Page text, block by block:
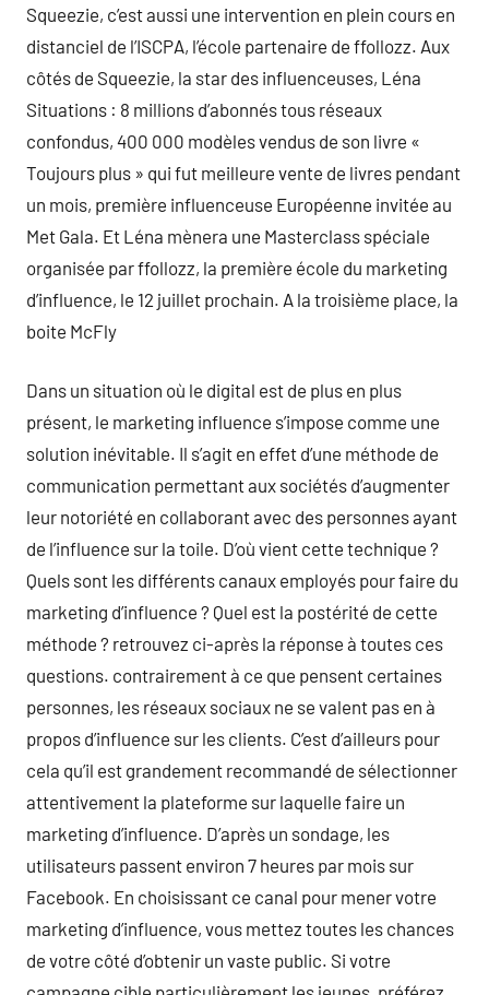
Squeezie, c’est aussi une intervention en plein cours en
distanciel de l’ISCPA, l’école partenaire de ffollozz. Aux
côtés de Squeezie, la star des influenceuses, Léna
Situations : 8 millions d’abonnés tous réseaux
confondus, 400 000 modèles vendus de son livre «
Toujours plus » qui fut meilleure vente de livres pendant
un mois, première influenceuse Européenne invitée au
Met Gala. Et Léna mènera une Masterclass spéciale
organisée par ffollozz, la première école du marketing
d’influence, le 12 juillet prochain. A la troisième place, la
boite McFly
Dans un situation où le digital est de plus en plus
présent, le marketing influence s’impose comme une
solution inévitable. Il s’agit en effet d’une méthode de
communication permettant aux sociétés d’augmenter
leur notoriété en collaborant avec des personnes ayant
de l’influence sur la toile. D’où vient cette technique ?
Quels sont les différents canaux employés pour faire du
marketing d’influence ? Quel est la postérité de cette
méthode ? retrouvez ci-après la réponse à toutes ces
questions. contrairement à ce que pensent certaines
personnes, les réseaux sociaux ne se valent pas en à
propos d’influence sur les clients. C’est d’ailleurs pour
cela qu’il est grandement recommandé de sélectionner
attentivement la plateforme sur laquelle faire un
marketing d’influence. D’après un sondage, les
utilisateurs passent environ 7 heures par mois sur
Facebook. En choisissant ce canal pour mener votre
marketing d’influence, vous mettez toutes les chances
de votre côté d’obtenir un vaste public. Si votre